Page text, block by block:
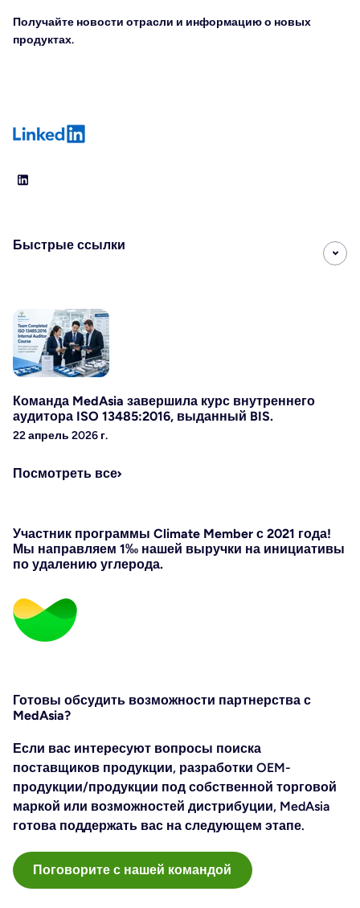
Получайте новости отрасли и информацию о новых
продуктах.
LinkedIn
Быстрые ссылки
Команда MedAsia завершила курс внутреннего
аудитора ISO 13485:2016, выданный BIS.
22 апрель 2026 г.
Посмотреть все
Участник программы Climate Member с 2021 года!
Мы направляем 1‰ нашей выручки на инициативы
по удалению углерода.
Готовы обсудить возможности партнерства с
MedAsia?
Если вас интересуют вопросы поиска
поставщиков продукции, разработки OEM-
продукции/продукции под собственной торговой
маркой или возможностей дистрибуции, MedAsia
готова поддержать вас на следующем этапе.
Поговорите с нашей командой